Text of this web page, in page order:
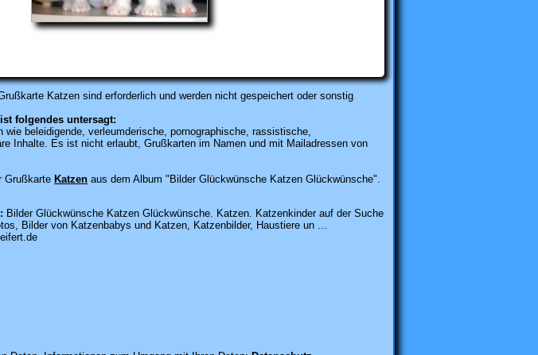
Katzen sind erforderlich und werden nicht gespeichert oder sonstig
folgendes untersagt:
wie beleidigende, verleumderische, pornographische, rassistische,
Inhalte. Es ist nicht erlaubt, Grußkarten im Namen und mit Mailadressen von
Grußkarte Katzen aus dem Album "Bilder Glückwünsche Katzen Glückwünsche".
Bilder Glückwünsche Katzen Glückwünsche. Katzen. Katzenkinder auf der Suche
Bilder von Katzenbabys und Katzen, Katzenbilder, Haustiere un ...